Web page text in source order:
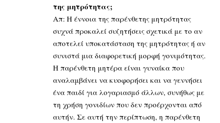
της μητρότητας;
Απ: Η έννοια της παρένθετης μητρότητας
συχνά προκαλεί συζητήσεις σχετικά με το αν
αποτελεί υποκατάσταση της μητρότητας ή αν
συνιστά μια διαφορετική μορφή γονιμότητας.
Η παρένθετη μητέρα είναι γυναίκα που
αναλαμβάνει να κυοφορήσει και να γεννήσει
ένα παιδί για λογαριασμό άλλων, συνήθως με
τη χρήση γονιδίων που δεν προέρχονται από
αυτήν. Σε αυτή την περίπτωση, η παρένθετη